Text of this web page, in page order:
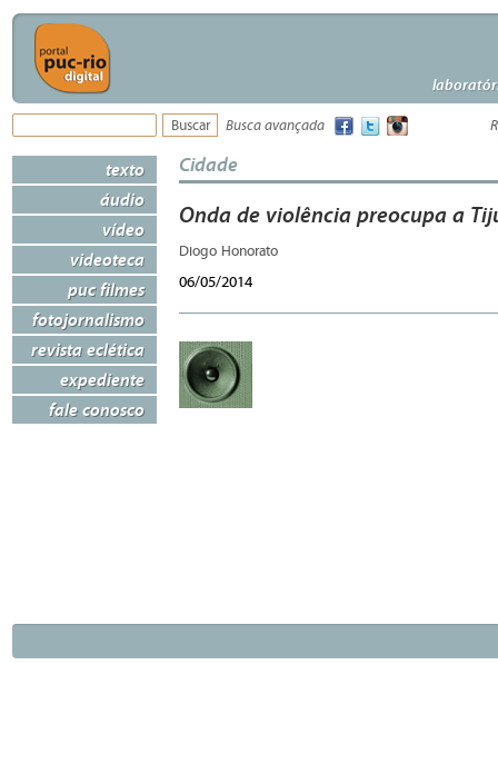
Busca avançada
texto
áudio
vídeo
videoteca
puc filmes
fotojornalismo
revista eclética
expediente
fale conosco
Cidade
Onda de violência preocupa a
Diogo Honorato
06/05/2014